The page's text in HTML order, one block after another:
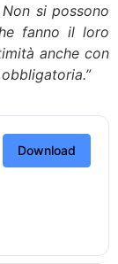
si possono
fanno il loro
anche con
Download